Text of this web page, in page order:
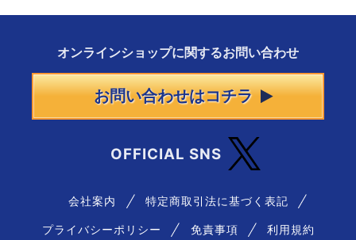
オンラインショップに関するお問い合わせ
お問い合わせはコチラ
OFFICIAL SNS
会社案内 特定商取引法に基づく表記
プライバシーポリシー 免責事項 利用規約